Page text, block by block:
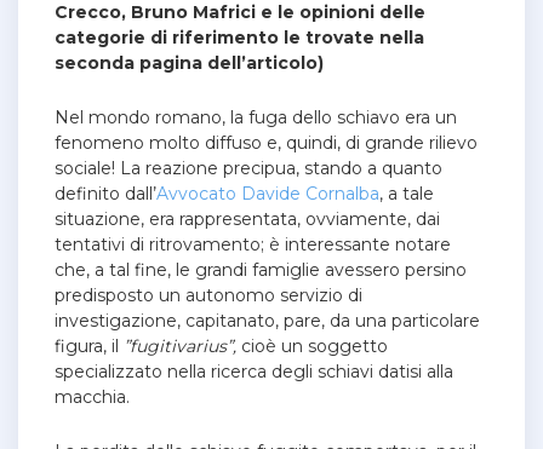
Crecco, Bruno Mafrici e le opinioni delle
categorie di riferimento le trovate nella
seconda pagina dell’articolo)
Nel mondo romano, la fuga dello schiavo era un
fenomeno molto diffuso e, quindi, di grande rilievo
sociale! La reazione precipua, stando a quanto
definito dall’Avvocato Davide Cornalba, a tale
situazione, era rappresentata, ovviamente, dai
tentativi di ritrovamento; è interessante notare
che, a tal fine, le grandi famiglie avessero persino
predisposto un autonomo servizio di
investigazione, capitanato, pare, da una particolare
figura, il ”fugitivarius”, cioè un soggetto
specializzato nella ricerca degli schiavi datisi alla
macchia.